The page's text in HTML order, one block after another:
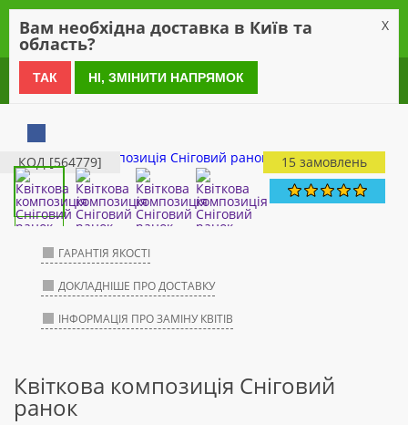
0 800 21 54 55
КОД [564779] 15 замовлень
ГАРАНТІЯ ЯКОСТІ
ДОКЛАДНІШЕ ПРО ДОСТАВКУ
ІНФОРМАЦІЯ ПРО ЗАМІНУ КВІТІВ
Квіткова композиція Сніговий
ранок
Вам необхідна доставка в Київ та
область?
X
ТАК НІ, ЗМІНИТИ НАПРЯМОК